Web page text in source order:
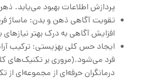
پردازش اطلاعات بهبود می‌یابد.
تقویت آگاهی ذهن و بدن: ماساژ
افزایش آگاهی به درک بهتر
ایجاد حس کلی بهزیستی: ترکیب
فرد می‌شود.(مروری بر تکنیک‌های
درمانگران حرفه‌ای از مجموعه‌ای